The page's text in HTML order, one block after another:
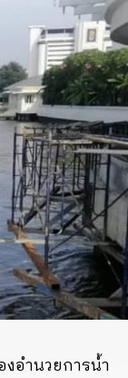
อำนวยการน้ำ